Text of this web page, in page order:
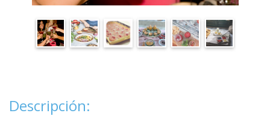
Descripción: